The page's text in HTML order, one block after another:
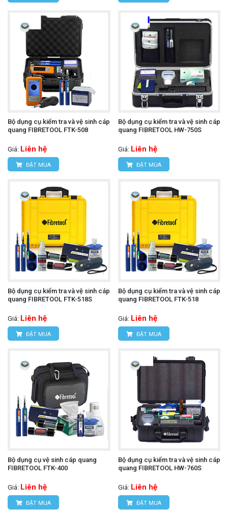
Bộ dụng cụ kiểm tra và vệ sinh cáp
quang FIBRETOOL FTK-508
Giá: Liên hệ
ĐẶT MUA
Bộ dụng cụ kiểm tra và vệ sinh cáp
quang FIBRETOOL HW-750S
Giá: Liên hệ
ĐẶT MUA
Bộ dụng cụ kiểm tra và vệ sinh cáp
quang FIBRETOOL FTK-518S
Giá: Liên hệ
ĐẶT MUA
Bộ dụng cụ kiểm tra và vệ sinh cáp
quang FIBRETOOL FTK-518
Giá: Liên hệ
ĐẶT MUA
Bộ dụng cụ vệ sinh cáp quang
FIBRETOOL FTK-400
Giá: Liên hệ
ĐẶT MUA
Bộ dụng cụ kiểm tra và vệ sinh cáp
quang FIBRETOOL HW-760S
Giá: Liên hệ
ĐẶT MUA